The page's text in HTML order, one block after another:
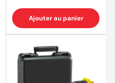
Ajouter au panier